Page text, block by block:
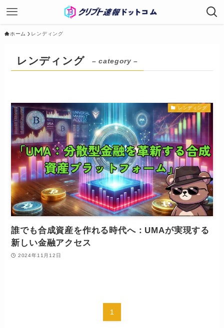
ホーム レンディング
レンディング – category –
レンディング
誰でも合成資産を作れる時代へ：UMAが実現する
新しい金融アクセス
2024年11月12日
1